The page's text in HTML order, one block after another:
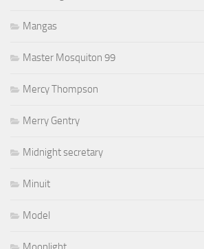
Mangas
Master Mosquiton 99
Mercy Thompson
Merry Gentry
Midnight secretary
Minuit
Model